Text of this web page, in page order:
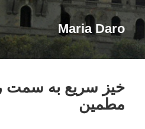
Maria Daro
خیز سریع به سمت
مطمین